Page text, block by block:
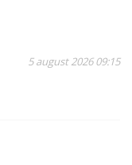
5 august 2026 09:15